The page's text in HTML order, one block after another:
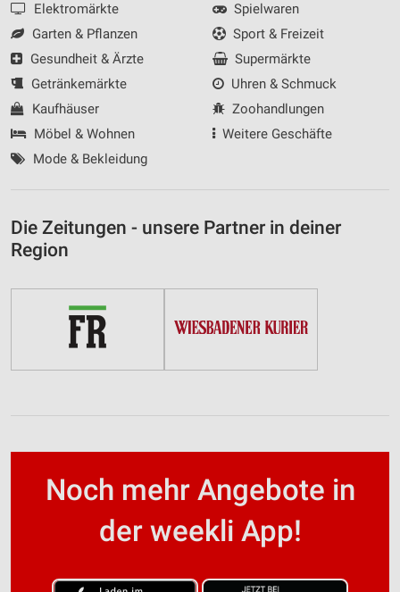
Elektromärkte
Garten & Pflanzen
Gesundheit & Ärzte
Getränkemärkte
Kaufhäuser
Möbel & Wohnen
Mode & Bekleidung
Spielwaren
Sport & Freizeit
Supermärkte
Uhren & Schmuck
Zoohandlungen
Weitere Geschäfte
Die Zeitungen - unsere Partner in deiner
Region
Noch mehr Angebote in
der weekli App!